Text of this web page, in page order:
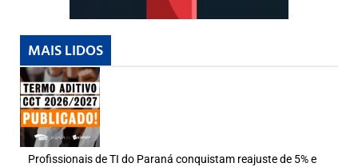
MAIS LIDOS
Profissionais de TI do Paraná conquistam reajuste de 5% e